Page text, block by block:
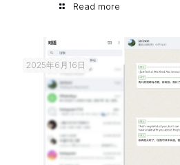
Read more
2025年6月16日